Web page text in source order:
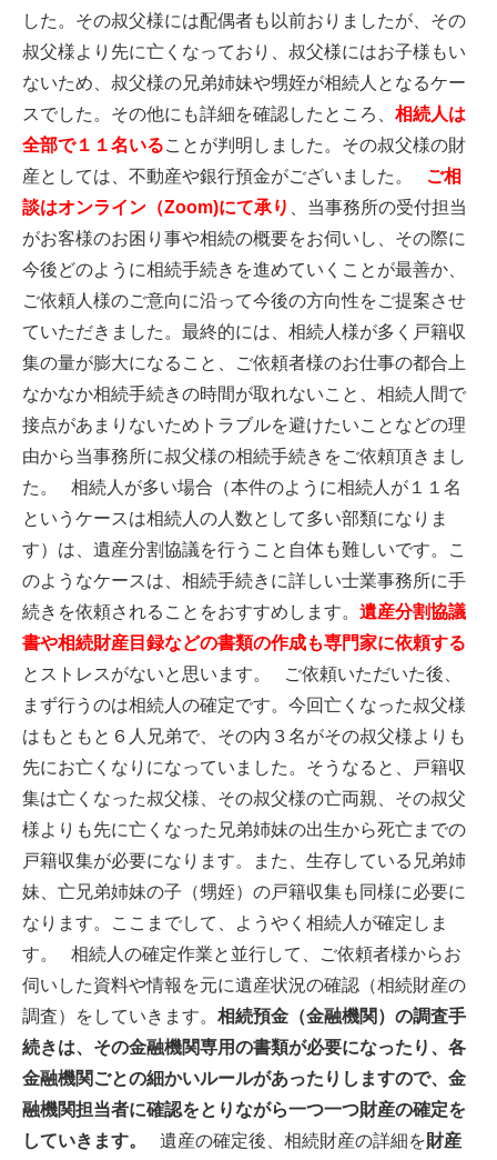
した。その叔父様には配偶者も以前おりましたが、その
叔父様より先に亡くなっており、叔父様にはお子様もい
ないため、叔父様の兄弟姉妹や甥姪が相続人となるケー
スでした。その他にも詳細を確認したところ、 相続人は
全部で１１名いることが判明しました。その叔父様の財
産としては、不動産や銀行預金がございました。 ご相
談はオンライン（Zoom)にて承り
、当事務所の受付担当
がお客様のお困り事や相続の概要をお伺いし、その際に
今後どのように相続手続きを進めていくことが最善か、
ご依頼人様のご意向に沿って今後の方向性をご提案させ
ていただきました。最終的には、相続人様が多く戸籍収
集の量が膨大になること、ご依頼者様のお仕事の都合上
なかなか相続手続きの時間が取れないこと、相続人間で
接点があまりないためトラブルを避けたいことなどの理
由から当事務所に叔父様の相続手続きをご依頼頂きまし
た。 相続人が多い場合（本件のように相続人が１１名
というケースは相続人の人数として多い部類になりま
す）は、遺産分割協議を行うこと自体も難しいです。こ
のようなケースは、相続手続きに詳しい士業事務所に手
続きを依頼されることをおすすめします。 遺産分割協議
書や相続財産目録などの書類の作成も専門家に依頼する
とストレスがないと思います。 ご依頼いただいた後、
まず行うのは相続人の確定です。今回亡くなった叔父様
はもともと６人兄弟で、その内３名がその叔父様よりも
先にお亡くなりになっていました。そうなると、戸籍収
集は亡くなった叔父様、その叔父様の亡両親、その叔父
様よりも先に亡くなった兄弟姉妹の出生から死亡までの
戸籍収集が必要になります。また、生存している兄弟姉
妹、亡兄弟姉妹の子（甥姪）の戸籍収集も同様に必要に
なります。ここまでして、ようやく相続人が確定しま
す。 相続人の確定作業と並行して、ご依頼者様からお
伺いした資料や情報を元に遺産状況の確認（相続財産の
調査）をしていきます。 相続預金（金融機関）の調査手
続きは、その金融機関専用の書類が必要になったり、各
金融機関ごとの細かいルールがあったりしますので、金
融機関担当者に確認をとりながら一つ一つ財産の確定を
していきます。
遺産の確定後、相続財産の詳細を財産